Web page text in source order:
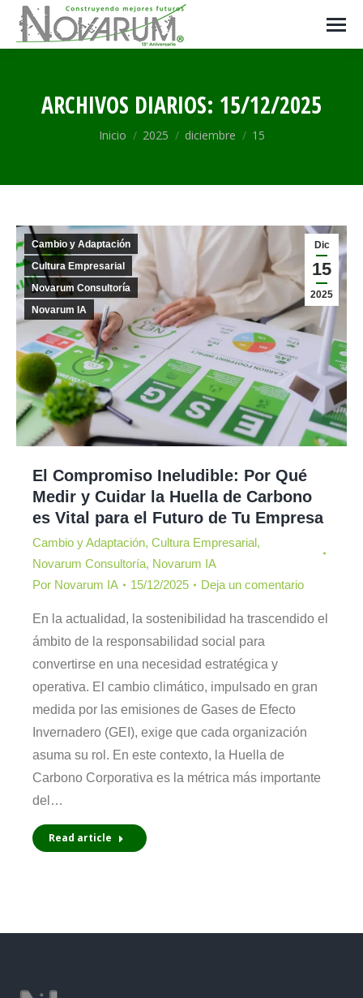
ARCHIVOS DIARIOS: 15/12/2025
Estás aquí:
Inicio 2025 diciembre 15
Dic
15
2025
Cambio y Adaptación
Cultura Empresarial
Novarum Consultoría
Novarum IA
El Compromiso Ineludible: Por Qué
Medir y Cuidar la Huella de Carbono
es Vital para el Futuro de Tu Empresa
Cambio y Adaptación, Cultura Empresarial,
Novarum Consultoría, Novarum IA
Por Novarum IA 15/12/2025 Deja un comentario
En la actualidad, la sostenibilidad ha trascendido el
ámbito de la responsabilidad social para
convertirse en una necesidad estratégica y
operativa. El cambio climático, impulsado en gran
medida por las emisiones de Gases de Efecto
Invernadero (GEI), exige que cada organización
asuma su rol. En este contexto, la Huella de
Carbono Corporativa es la métrica más importante
del…
Read article